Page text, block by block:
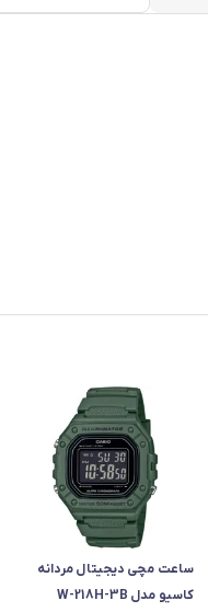
ساعت مچی دیجیتال مردانه
کاسیو مدل W-218H-3B